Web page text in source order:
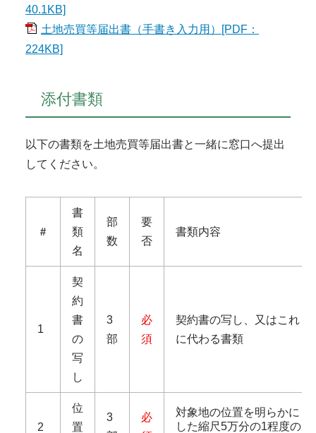
40.1KB]
土地売買等届出書（手書き入力用）[PDF：
224KB]
添付書類
以下の書類を土地売買等届出書と一緒に窓口へ提出
してください。
＃
書
類
名
部
数
要
否
書類内容
1
契
約
書
の
写
し
3
部
必
須
契約書の写し、又はこれ
に代わる書類
2
位
置
3
必
対象地の位置を明らかに
した縮尺5万分の1程度の